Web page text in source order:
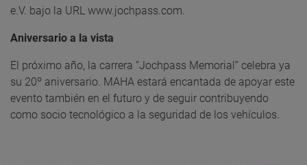
e.V. bajo la URL www.jochpass.com.
Aniversario a la vista
El próximo año, la carrera “Jochpass Memorial” celebra ya
su 20º aniversario. MAHA estará encantada de apoyar este
evento también en el futuro y de seguir contribuyendo
como socio tecnológico a la seguridad de los vehículos.